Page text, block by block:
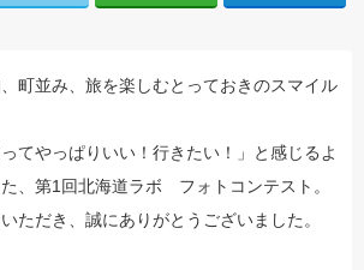
町並み、旅を楽しむとっておきのスマイル
てやっぱりいい！行きたい！」と感じるよ
、第1回北海道ラボ フォトコンテスト。
ただき、誠にありがとうございました。